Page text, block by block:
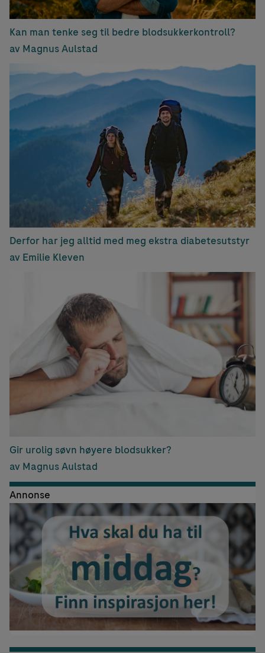
Kan man tenke seg til bedre blodsukkerkontroll?
av Magnus Aulstad
Derfor har jeg alltid med meg ekstra diabetesutstyr
av Emilie Kleven
Gir urolig søvn høyere blodsukker?
av Magnus Aulstad
Annonse